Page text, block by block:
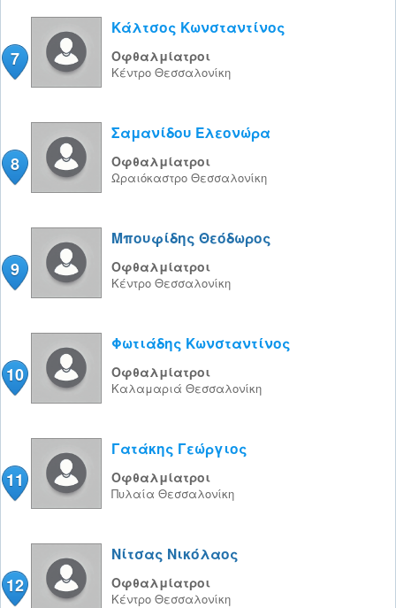
7
Κάλτσος Κωνσταντίνος
Οφθαλμίατροι
Κέντρο Θεσσαλονίκη
8
Σαμανίδου Ελεονώρα
Οφθαλμίατροι
Ωραιόκαστρο Θεσσαλονίκη
9
Μπουφίδης Θεόδωρος
Οφθαλμίατροι
Κέντρο Θεσσαλονίκη
10
Φωτιάδης Κωνσταντίνος
Οφθαλμίατροι
Καλαμαριά Θεσσαλονίκη
11
Γατάκης Γεώργιος
Οφθαλμίατροι
Πυλαία Θεσσαλονίκη
12
Νίτσας Νικόλαος
Οφθαλμίατροι
Κέντρο Θεσσαλονίκη